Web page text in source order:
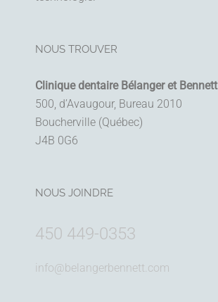
NOUS TROUVER
Clinique dentaire Bélanger et Bennett
500, d’Avaugour, Bureau 2010
Boucherville (Québec)
J4B 0G6
NOUS JOINDRE
450 449-0353
info@belangerbennett.com